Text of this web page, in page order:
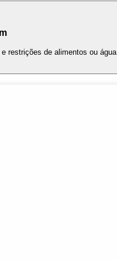
restrições de alimentos ou água